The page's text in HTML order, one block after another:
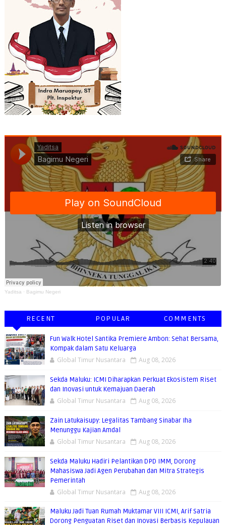
Yaditsa · Bagimu Negeri
RECENT POPULAR COMMENTS
Fun Walk Hotel Santika Premiere Ambon: Sehat Bersama,
Kompak dalam Satu Keluarga
Global Timur Nusantara Aug 08, 2026
Sekda Maluku: ICMI Diharapkan Perkuat Ekosistem Riset
dan Inovasi untuk Kemajuan Daerah
Global Timur Nusantara Aug 08, 2026
Zain Latukaisupy: Legalitas Tambang Sinabar Iha
Menunggu Kajian Amdal
Global Timur Nusantara Aug 08, 2026
Sekda Maluku Hadiri Pelantikan DPD IMM, Dorong
Mahasiswa Jadi Agen Perubahan dan Mitra Strategis
Pemerintah
Global Timur Nusantara Aug 08, 2026
Maluku Jadi Tuan Rumah Muktamar VIII ICMI, Arif Satria
Dorong Penguatan Riset dan Inovasi Berbasis Kepulauan